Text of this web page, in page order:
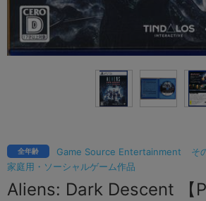
Game Source Entertainment
そ
家庭用・ソーシャルゲーム作品
全年齢
Aliens: Dark Descent 【